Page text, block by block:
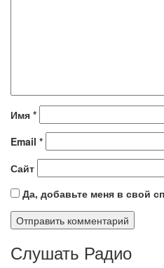
Имя *
Email *
Сайт
Да, добавьте меня в свой
Слушать Радио